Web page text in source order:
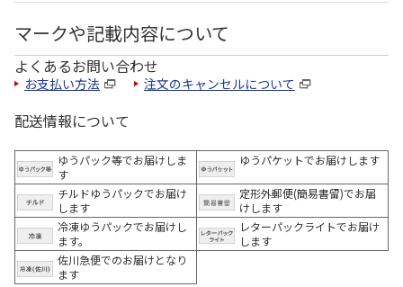
マークや記載内容について
よくあるお問い合わせ
お支払い方法 注文のキャンセルについて
配送情報について
ゆうパック等でお届けしま
す
ゆうパケットでお届けします
チルドゆうパックでお届け
します
定形外郵便(簡易書留)でお届
けします
冷凍ゆうパックでお届けし
ます。
レターパックライトでお届け
します
佐川急便でのお届けとなり
ます